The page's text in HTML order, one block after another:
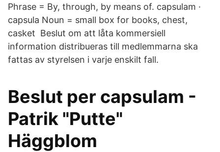
Phrase = By, through, by means of. capsulam ·
capsula Noun = small box for books, chest,
casket Beslut om att låta kommersiell
information distribueras till medlemmarna ska
fattas av styrelsen i varje enskilt fall.
Beslut per capsulam -
Patrik "Putte"
Häggblom